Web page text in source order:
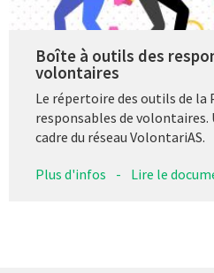
Boîte à outils des
volontaires
Le répertoire des outils de la
responsables de volontaires.
cadre du réseau VolontariAS.
Plus d'infos - Lire le